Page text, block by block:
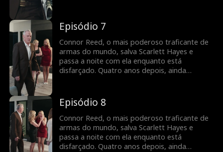
em segurança... sem revelar a sua verdadeira
identidade.
Episódio 7
Connor Reed, o mais poderoso traficante de
armas do mundo, salva Scarlett Hayes e
passa a noite com ela enquanto está
disfarçado. Quatro anos depois, ainda
em segurança... sem revelar a sua verdadeira
identidade.
Episódio 8
Connor Reed, o mais poderoso traficante de
armas do mundo, salva Scarlett Hayes e
passa a noite com ela enquanto está
disfarçado. Quatro anos depois, ainda